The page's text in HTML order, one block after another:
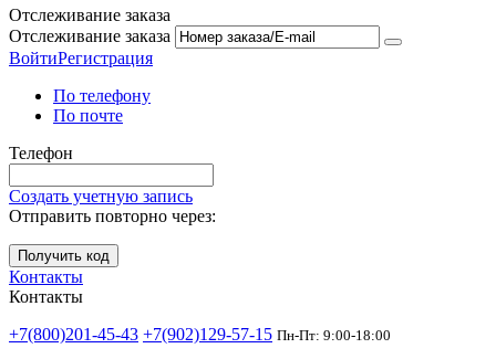
Отслеживание заказа
Отслеживание заказа
ВойтиРегистрация
По телефону
По почте
Телефон
Создать учетную запись
Отправить повторно через:
Получить код
Контакты
Контакты
+7(800)201-45-43 +7(902)129-57-15 Пн-Пт: 9:00-18:00